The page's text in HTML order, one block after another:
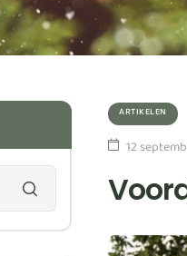
ARTIKELEN
12